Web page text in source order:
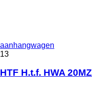
aanhangwagen
13
HTF H.t.f. HWA 20MZ